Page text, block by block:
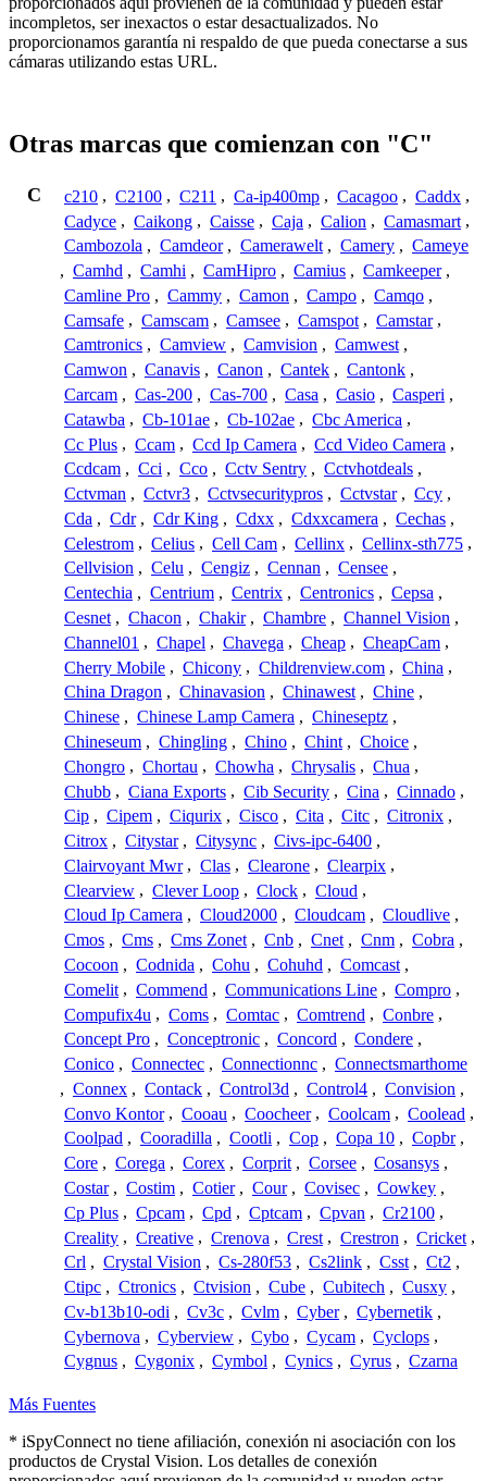
incompletos, ser inexactos o estar desactualizados. No
proporcionamos garantía ni respaldo de que pueda conectarse a sus
cámaras utilizando estas URL.
Otras marcas que comienzan con "C"
C c210 , C2100 , C211 , Ca-ip400mp , Cacagoo , Caddx ,
Cadyce , Caikong , Caisse , Caja , Calion , Camasmart ,
Cambozola , Camdeor , Camerawelt , Camery , Cameye
, Camhd , Camhi , CamHipro , Camius , Camkeeper ,
Camline Pro , Cammy , Camon , Campo , Camqo ,
Camsafe , Camscam , Camsee , Camspot , Camstar ,
Camtronics , Camview , Camvision , Camwest ,
Camwon , Canavis , Canon , Cantek , Cantonk ,
Carcam , Cas-200 , Cas-700 , Casa , Casio , Casperi ,
Catawba , Cb-101ae , Cb-102ae , Cbc America ,
Cc Plus , Ccam , Ccd Ip Camera , Ccd Video Camera ,
Ccdcam , Cci , Cco , Cctv Sentry , Cctvhotdeals ,
Cctvman , Cctvr3 , Cctvsecuritypros , Cctvstar , Ccy ,
Cda , Cdr , Cdr King , Cdxx , Cdxxcamera , Cechas ,
Celestrom , Celius , Cell Cam , Cellinx , Cellinx-sth775 ,
Cellvision , Celu , Cengiz , Cennan , Censee ,
Centechia , Centrium , Centrix , Centronics , Cepsa ,
Cesnet , Chacon , Chakir , Chambre , Channel Vision ,
Channel01 , Chapel , Chavega , Cheap , CheapCam ,
Cherry Mobile , Chicony , Childrenview.com , China ,
China Dragon , Chinavasion , Chinawest , Chine ,
Chinese , Chinese Lamp Camera , Chineseptz ,
Chineseum , Chingling , Chino , Chint , Choice ,
Chongro , Chortau , Chowha , Chrysalis , Chua ,
Chubb , Ciana Exports , Cib Security , Cina , Cinnado ,
Cip , Cipem , Ciqurix , Cisco , Cita , Citc , Citronix ,
Citrox , Citystar , Citysync , Civs-ipc-6400 ,
Clairvoyant Mwr , Clas , Clearone , Clearpix ,
Clearview , Clever Loop , Clock , Cloud ,
Cloud Ip Camera , Cloud2000 , Cloudcam , Cloudlive ,
Cmos , Cms , Cms Zonet , Cnb , Cnet , Cnm , Cobra ,
Cocoon , Codnida , Cohu , Cohuhd , Comcast ,
Comelit , Commend , Communications Line , Compro ,
Compufix4u , Coms , Comtac , Comtrend , Conbre ,
Concept Pro , Conceptronic , Concord , Condere ,
Conico , Connectec , Connectionnc , Connectsmarthome
, Connex , Contack , Control3d , Control4 , Convision ,
Convo Kontor , Cooau , Coocheer , Coolcam , Coolead ,
Coolpad , Cooradilla , Cootli , Cop , Copa 10 , Copbr ,
Core , Corega , Corex , Corprit , Corsee , Cosansys ,
Costar , Costim , Cotier , Cour , Covisec , Cowkey ,
Cp Plus , Cpcam , Cpd , Cptcam , Cpvan , Cr2100 ,
Creality , Creative , Crenova , Crest , Crestron , Cricket ,
Crl , Crystal Vision , Cs-280f53 , Cs2link , Csst , Ct2 ,
Ctipc , Ctronics , Ctvision , Cube , Cubitech , Cusxy ,
Cv-b13b10-odi , Cv3c , Cvlm , Cyber , Cybernetik ,
Cybernova , Cyberview , Cybo , Cycam , Cyclops ,
Cygnus , Cygonix , Cymbol , Cynics , Cyrus , Czarna
Más Fuentes
* iSpyConnect no tiene afiliación, conexión ni asociación con los
productos de Crystal Vision. Los detalles de conexión